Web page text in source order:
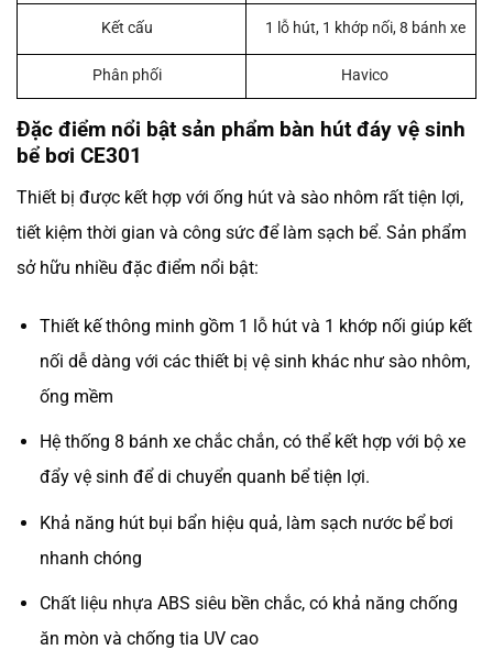
Kết cấu 1 lỗ hút, 1 khớp nối, 8 bánh xe
Phân phối Havico
Đặc điểm nổi bật sản phẩm bàn hút đáy vệ sinh
bể bơi CE301
Thiết bị được kết hợp với ống hút và sào nhôm rất tiện lợi,
tiết kiệm thời gian và công sức để làm sạch bể. Sản phẩm
sở hữu nhiều đặc điểm nổi bật:
Thiết kế thông minh gồm 1 lỗ hút và 1 khớp nối giúp kết
nối dễ dàng với các thiết bị vệ sinh khác như sào nhôm,
ống mềm
Hệ thống 8 bánh xe chắc chắn, có thể kết hợp với bộ xe
đẩy vệ sinh để di chuyển quanh bể tiện lợi.
Khả năng hút bụi bẩn hiệu quả, làm sạch nước bể bơi
nhanh chóng
Chất liệu nhựa ABS siêu bền chắc, có khả năng chống
ăn mòn và chống tia UV cao